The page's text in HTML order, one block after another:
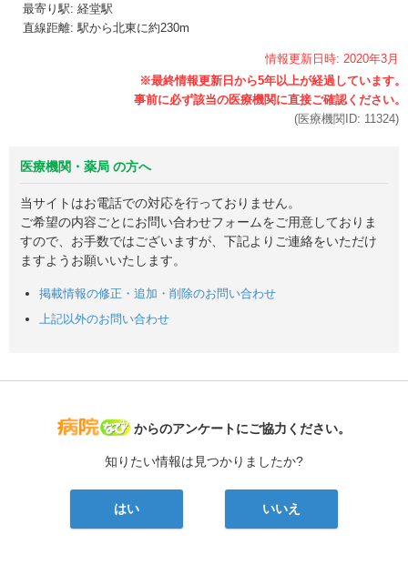
最寄り駅: 経堂駅
直線距離: 駅から北東に約230m
情報更新日時: 2020年3月
(医療機関ID: 11324)
医療機関・薬局 の方へ
当サイトはお電話での対応を行っておりません。
ご希望の内容ごとにお問い合わせフォームをご用意しておりま
すので、お手数ではございますが、下記よりご連絡をいただけ
ますようお願いいたします。
掲載情報の修正・追加・削除のお問い合わせ
上記以外のお問い合わせ
病院なび
からのアンケートにご協力ください。
知りたい情報は見つかりましたか?
はい いいえ